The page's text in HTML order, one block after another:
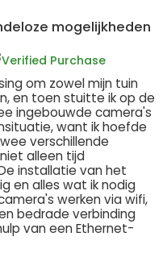
mogelijkheden
Verified Purchase
om zowel mijn tuin
en toen stuitte ik op de
ingebouwde camera's
want ik hoefde
verschillende
alleen tijd
installatie van het
en alles wat ik nodig
werken via wifi,
bedrade verbinding
van een Ethernet-